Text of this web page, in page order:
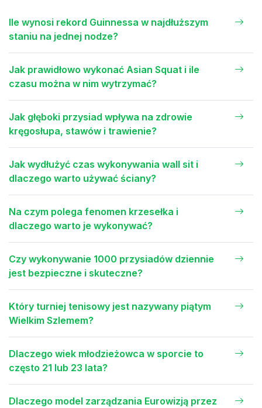
Ile wynosi rekord Guinnessa w najdłuższym
staniu na jednej nodze?
Jak prawidłowo wykonać Asian Squat i ile
czasu można w nim wytrzymać?
Jak głęboki przysiad wpływa na zdrowie
kręgosłupa, stawów i trawienie?
Jak wydłużyć czas wykonywania wall sit i
dlaczego warto używać ściany?
Na czym polega fenomen krzesełka i
dlaczego warto je wykonywać?
Czy wykonywanie 1000 przysiadów dziennie
jest bezpieczne i skuteczne?
Który turniej tenisowy jest nazywany piątym
Wielkim Szlemem?
Dlaczego wiek młodzieżowca w sporcie to
często 21 lub 23 lata?
Dlaczego model zarządzania Eurowizją przez